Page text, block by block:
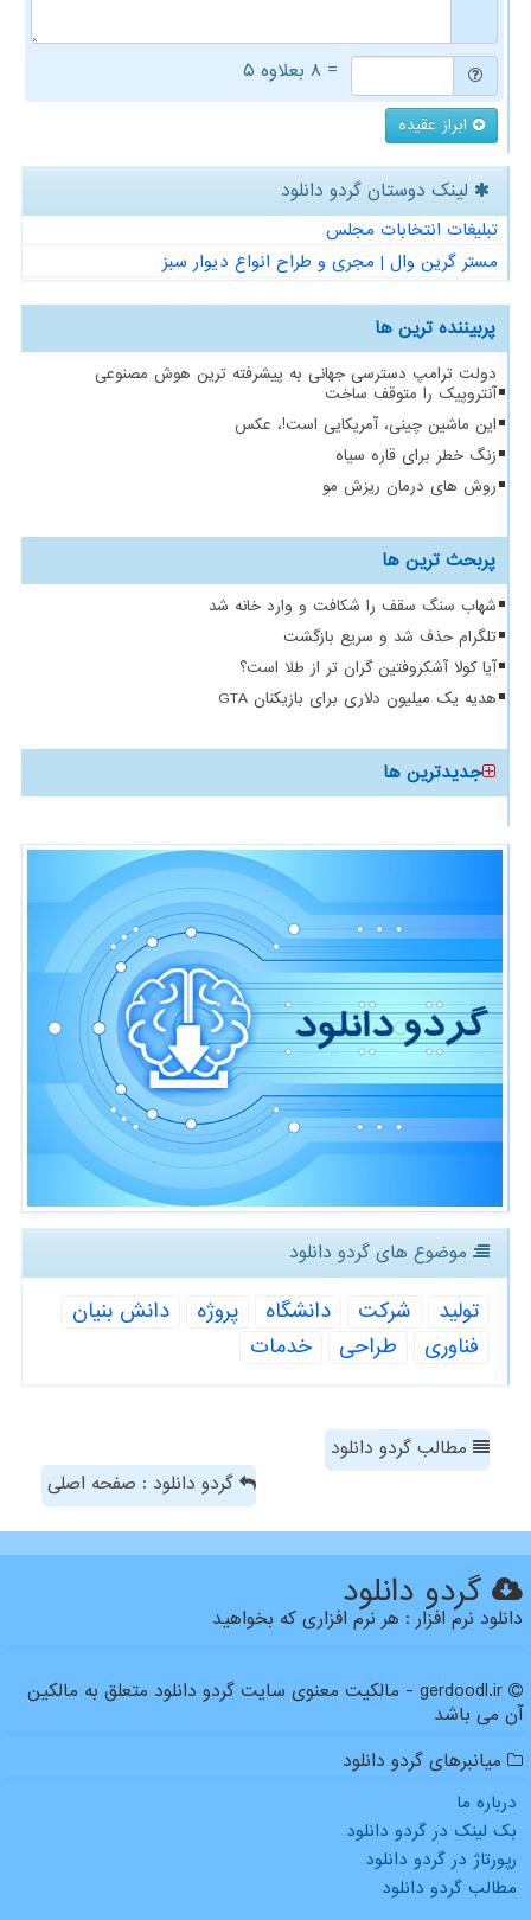
= ۸ بعلاوه ۵
ابراز عقیده
لینک دوستان گردو دانلود
تبلیغات انتخابات مجلس
مستر گرین وال | مجری و طراح انواع دیوار سبز
پربیننده ترین ها
دولت ترامپ دسترسی جهانی به پیشرفته ترین هوش مصنوعی
آنتروپیک را متوقف ساخت
این ماشین چینی، آمریکایی است!، عکس
زنگ خطر برای قاره سیاه
روش های درمان ریزش مو
پربحث ترین ها
شهاب سنگ سقف را شکافت و وارد خانه شد
تلگرام حذف شد و سریع بازگشت
آیا کولا آشکروفتین گران تر از طلا است؟
هدیه یک میلیون دلاری برای بازیکنان GTA
جدیدترین ها
موضوع های گردو دانلود
تولید شركت دانشگاه پروژه
دانش بنیان
فناوری
طراحی خدمات
مطالب گردو دانلود
گردو دانلود : صفحه اصلی
گردو دانلود
دانلود نرم افزار : هر نرم افزاری که بخواهید
gerdoodl.ir - مالکیت معنوی سایت گردو دانلود متعلق به مالکین
آن می باشد
میانبرهای گردو دانلود
درباره ما
بک لینک در گردو دانلود
رپورتاژ در گردو دانلود
مطالب گردو دانلود